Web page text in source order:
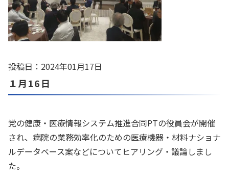
投稿日：2024年01月17日
１月16日
党の健康・医療情報システム推進合同PTの役員会が開催
され、病院の業務効率化のための医療機器・材料ナショナ
ルデータベース案などについてヒアリング・議論しまし
た。